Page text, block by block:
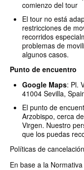
comienzo del tour
El tour no está
restricciones de
recorridos
problemas de
algunos casos.
Punto de encuentro
Google Maps: Pl.
41004 Sevilla,
El punto de
Arzobispo, cerca
Virgen. Nuestro
que los puedas
Políticas de cancelación
En base a la